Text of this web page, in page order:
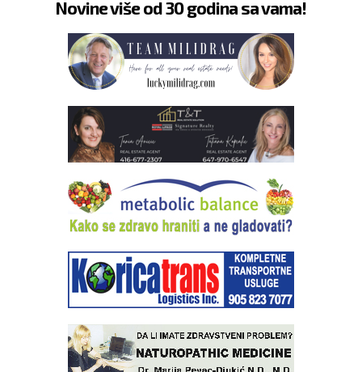
Novine više od 30 godina sa vama!